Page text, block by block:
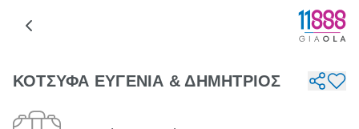
ΚΟΤΣΥΦΑ ΕΥΓΕΝΙΑ & ΔΗΜΗΤΡΙΟΣ